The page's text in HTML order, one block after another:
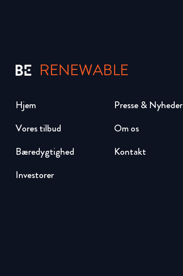
RENEWABLE
Hjem
Vores tilbud
Bæredygtighed
Investorer
Presse & Nyheder
Om os
Kontakt